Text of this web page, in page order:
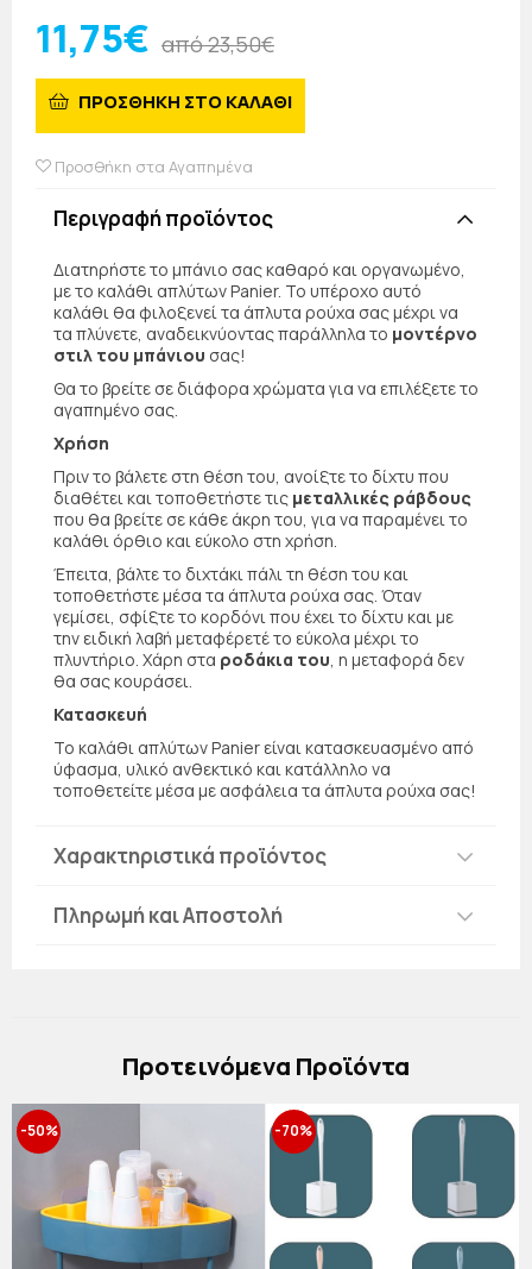
11,75€ από 23,50€
ΠΡΟΣΘΗΚΗ ΣΤΟ ΚΑΛΑΘΙ
Προσθήκη στα Αγαπημένα
Περιγραφή προϊόντος
Διατηρήστε το μπάνιο σας καθαρό και οργανωμένο,
με το καλάθι απλύτων Panier. Το υπέροχο αυτό
καλάθι θα φιλοξενεί τα άπλυτα ρούχα σας μέχρι να
τα πλύνετε, αναδεικνύοντας παράλληλα το μοντέρνο
στιλ του μπάνιου σας!
Θα το βρείτε σε διάφορα χρώματα για να επιλέξετε το
αγαπημένο σας.
Χρήση
Πριν το βάλετε στη θέση του, ανοίξτε το δίχτυ που
διαθέτει και τοποθετήστε τις μεταλλικές ράβδους
που θα βρείτε σε κάθε άκρη του, για να παραμένει το
καλάθι όρθιο και εύκολο στη χρήση.
Έπειτα, βάλτε το διχτάκι πάλι τη θέση του και
τοποθετήστε μέσα τα άπλυτα ρούχα σας. Όταν
γεμίσει, σφίξτε το κορδόνι που έχει το δίχτυ και με
την ειδική λαβή μεταφέρετέ το εύκολα μέχρι το
πλυντήριο. Χάρη στα ροδάκια του , η μεταφορά δεν
θα σας κουράσει.
Κατασκευή
Το καλάθι απλύτων Panier είναι κατασκευασμένο από
ύφασμα, υλικό ανθεκτικό και κατάλληλο να
τοποθετείτε μέσα με ασφάλεια τα άπλυτα ρούχα σας!
Χαρακτηριστικά προϊόντος
Πληρωμή και Αποστολή
Πρoτεινόμενα Προϊόντα
-50% -70%